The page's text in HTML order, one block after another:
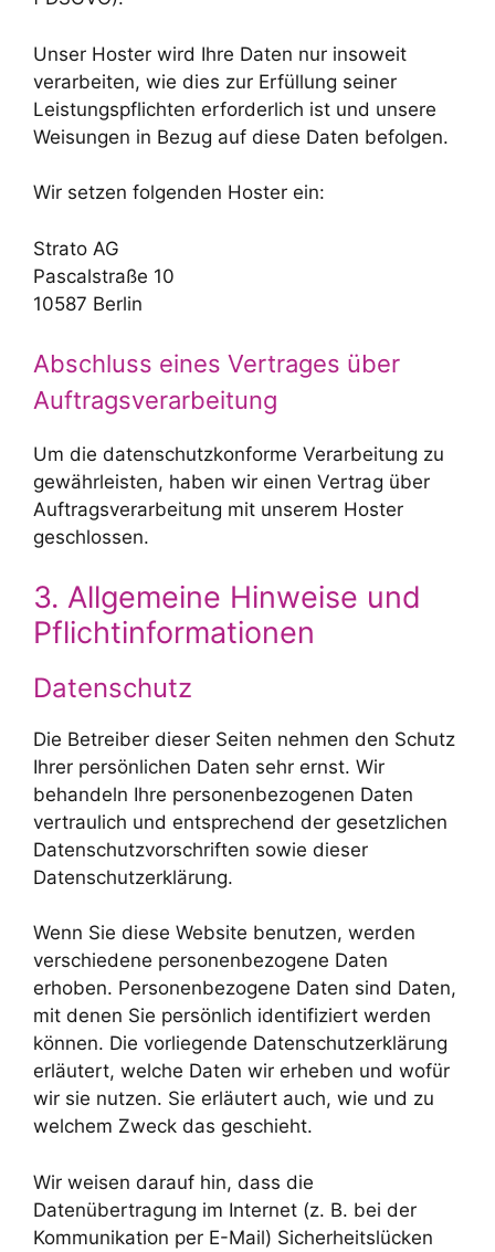
Unser Hoster wird Ihre Daten nur insoweit
verarbeiten, wie dies zur Erfüllung seiner
Leistungspflichten erforderlich ist und unsere
Weisungen in Bezug auf diese Daten befolgen.
Wir setzen folgenden Hoster ein:
Strato AG
Pascalstraße 10
10587 Berlin
Abschluss eines Vertrages über
Auftragsverarbeitung
Um die datenschutzkonforme Verarbeitung zu
gewährleisten, haben wir einen Vertrag über
Auftragsverarbeitung mit unserem Hoster
geschlossen.
3. Allgemeine Hinweise und
Pflicht­informationen
Datenschutz
Die Betreiber dieser Seiten nehmen den Schutz
Ihrer persönlichen Daten sehr ernst. Wir
behandeln Ihre personenbezogenen Daten
vertraulich und entsprechend der gesetzlichen
Datenschutzvorschriften sowie dieser
Datenschutzerklärung.
Wenn Sie diese Website benutzen, werden
verschiedene personenbezogene Daten
erhoben. Personenbezogene Daten sind Daten,
mit denen Sie persönlich identifiziert werden
können. Die vorliegende Datenschutzerklärung
erläutert, welche Daten wir erheben und wofür
wir sie nutzen. Sie erläutert auch, wie und zu
welchem Zweck das geschieht.
Wir weisen darauf hin, dass die
Datenübertragung im Internet (z. B. bei der
Kommunikation per E-Mail) Sicherheitslücken